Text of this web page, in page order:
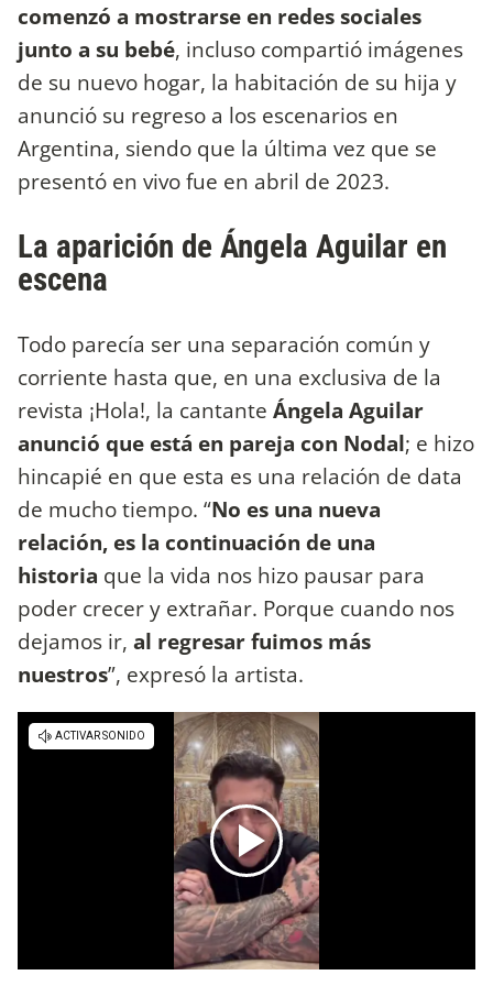
comenzó a mostrarse en redes sociales
junto a su bebé, incluso compartió imágenes
de su nuevo hogar, la habitación de su hija y
anunció su regreso a los escenarios en
Argentina, siendo que la última vez que se
presentó en vivo fue en abril de 2023.
La aparición de Ángela Aguilar en
escena
Todo parecía ser una separación común y
corriente hasta que, en una exclusiva de la
revista ¡Hola!, la cantante Ángela Aguilar
anunció que está en pareja con Nodal; e hizo
hincapié en que esta es una relación de data
de mucho tiempo. “No es una nueva
relación, es la continuación de una
historia que la vida nos hizo pausar para
poder crecer y extrañar. Porque cuando nos
dejamos ir, al regresar fuimos más
nuestros”, expresó la artista.